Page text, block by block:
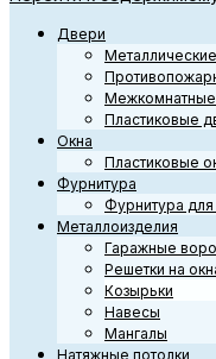
Двери
Пластиковые
Окна
Пластиковые
Фурнитура
Фурнитура
Металлоизделия
Гаражные
Решетки на
Козырьки
Навесы
Мангалы
Натяжные потолки